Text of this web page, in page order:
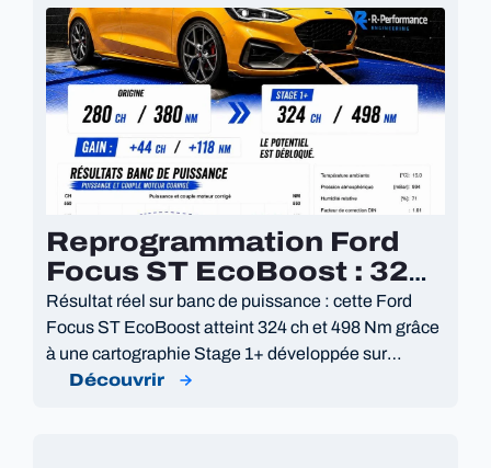
Reprogrammation Ford
Focus ST EcoBoost : 324
Ch et 498 Nm
Résultat réel sur banc de puissance : cette Ford
Focus ST EcoBoost atteint 324 ch et 498 Nm grâce
à une cartographie Stage 1+ développée sur
mesure.
Découvrir